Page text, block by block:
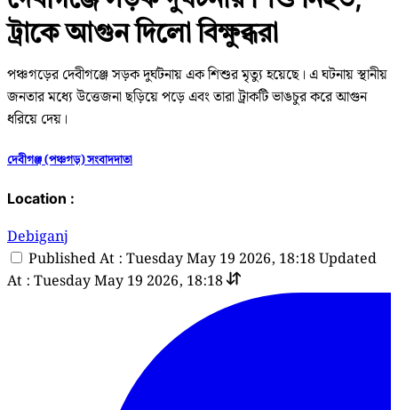
ট্রাকে আগুন দিলো বিক্ষুব্ধরা
পঞ্চগড়ের দেবীগঞ্জে সড়ক দুর্ঘটনায় এক শিশুর মৃত্যু হয়েছে। এ ঘটনায় স্থানীয়
জনতার মধ্যে উত্তেজনা ছড়িয়ে পড়ে এবং তারা ট্রাকটি ভাঙচুর করে আগুন
ধরিয়ে দেয়।
দেবীগঞ্জ (পঞ্চগড়) সংবাদদাতা
Location :
Debiganj
Published At : Tuesday May 19 2026, 18:18Updated
At : Tuesday May 19 2026, 18:18